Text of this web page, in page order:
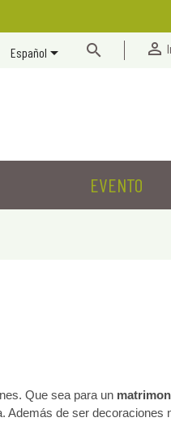
Español  
EVENTO
Que sea para un
Además de ser decoraciones